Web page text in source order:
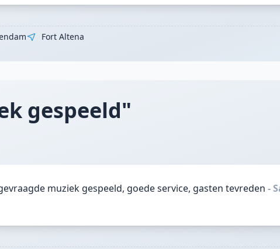
Fort Altena
gespeeld"
muziek gespeeld, goede service, gasten tevreden -